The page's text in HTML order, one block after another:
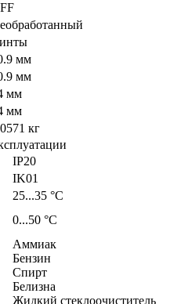
мм
мм
мм
мм
кг
IP20
IK01
25...35 °C
0...50 °C
Аммиак
Бензин
Спирт
Белизна
Жидкий стеклоочиститель